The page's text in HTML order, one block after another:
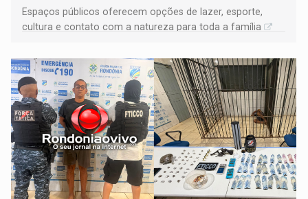
Espaços públicos oferecem opções de lazer, esporte,
cultura e contato com a natureza para toda a família